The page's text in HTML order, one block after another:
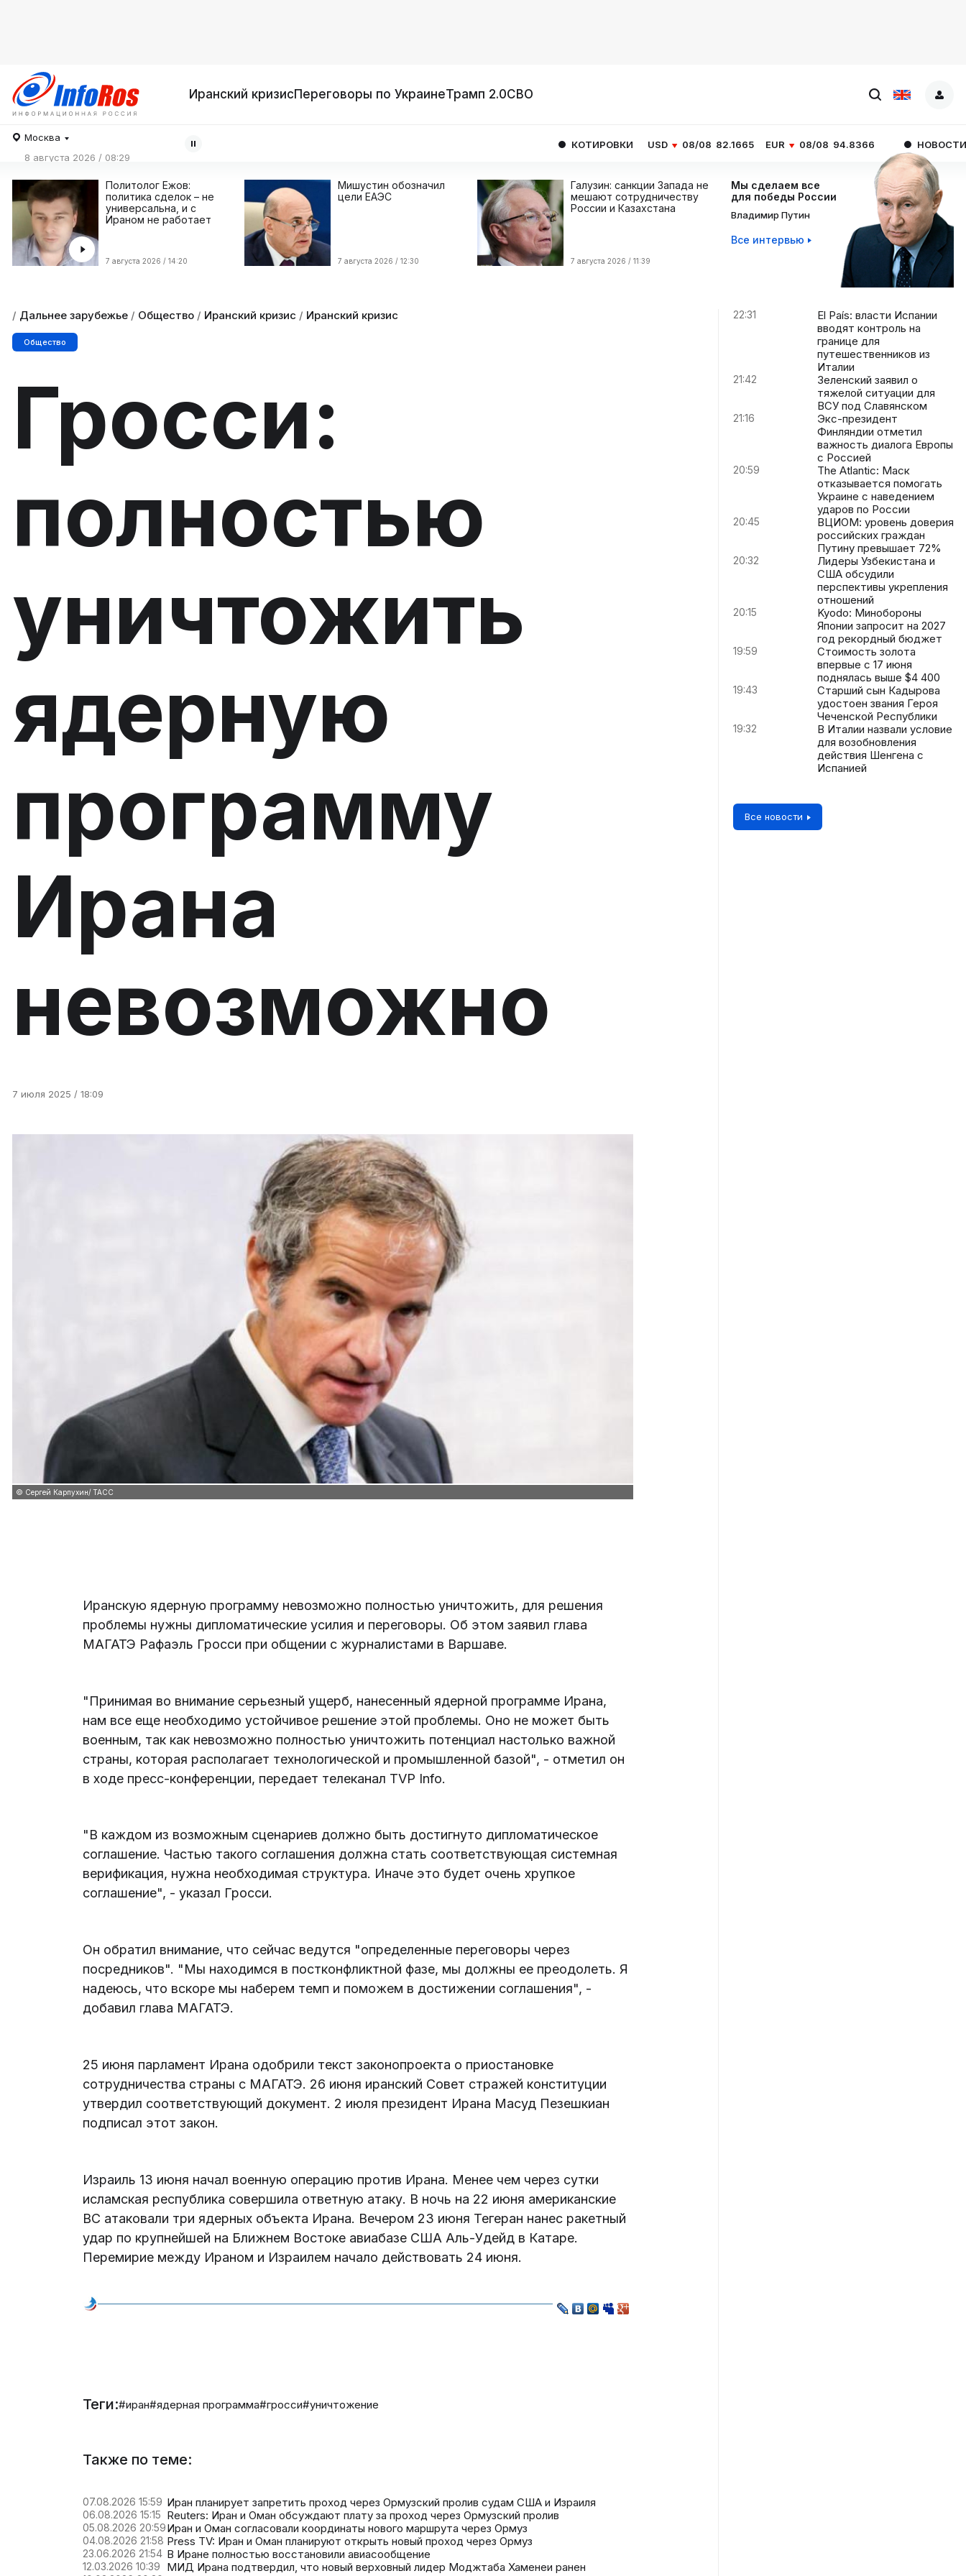
Иранский кризисПереговоры по УкраинеТрамп 2.0СВО
Москва
8 августа 2026 / 08:29
КОТИРОВКИ USD 08/08 82.1665 EUR 08/08 94.8366 НОВОСТИ ЧАСА El
Политолог Ежов:
политика сделок – не
универсальна, и с
Ираном не работает
7 августа 2026 / 14:20
Мишустин обозначил
цели ЕАЭС
7 августа 2026 / 12:30
Галузин: санкции Запада не
мешают сотрудничеству
России и Казахстана
7 августа 2026 / 11:39
Мы сделаем все
для победы России
Владимир Путин
Все интервью
/ Дальнее зарубежье / Общество / Иранский кризис / Иранский кризис
Общество
Гросси:
полностью
уничтожить
ядерную
программу
Ирана
невозможно
7 июля 2025 / 18:09
© Сергей Карпухин/ ТАСС
Иранскую ядерную программу невозможно полностью уничтожить, для решения
проблемы нужны дипломатические усилия и переговоры. Об этом заявил глава
МАГАТЭ Рафаэль Гросси при общении с журналистами в Варшаве.
"Принимая во внимание серьезный ущерб, нанесенный ядерной программе Ирана,
нам все еще необходимо устойчивое решение этой проблемы. Оно не может быть
военным, так как невозможно полностью уничтожить потенциал настолько важной
страны, которая располагает технологической и промышленной базой", - отметил он
в ходе пресс-конференции, передает телеканал TVP Info.
"В каждом из возможным сценариев должно быть достигнуто дипломатическое
соглашение. Частью такого соглашения должна стать соответствующая системная
верификация, нужна необходимая структура. Иначе это будет очень хрупкое
соглашение", - указал Гросси.
Он обратил внимание, что сейчас ведутся "определенные переговоры через
посредников". "Мы находимся в постконфликтной фазе, мы должны ее преодолеть. Я
надеюсь, что вскоре мы наберем темп и поможем в достижении соглашения", -
добавил глава МАГАТЭ.
25 июня парламент Ирана одобрили текст законопроекта о приостановке
сотрудничества страны с МАГАТЭ. 26 июня иранский Совет стражей конституции
утвердил соответствующий документ. 2 июля президент Ирана Масуд Пезешкиан
подписал этот закон.
Израиль 13 июня начал военную операцию против Ирана. Менее чем через сутки
исламская республика совершила ответную атаку. В ночь на 22 июня американские
ВС атаковали три ядерных объекта Ирана. Вечером 23 июня Тегеран нанес ракетный
удар по крупнейшей на Ближнем Востоке авиабазе США Аль-Удейд в Катаре.
Перемирие между Ираном и Израилем начало действовать 24 июня.
Теги:#иран#ядерная программа#гросси#уничтожение
Также по теме:
07.08.2026 15:59 Иран планирует запретить проход через Ормузский пролив судам США и Израиля
06.08.2026 15:15 Reuters: Иран и Оман обсуждают плату за проход через Ормузский пролив
05.08.2026 20:59Иран и Оман согласовали координаты нового маршрута через Ормуз
04.08.2026 21:58 Press TV: Иран и Оман планируют открыть новый проход через Ормуз
23.06.2026 21:54 В Иране полностью восстановили авиасообщение
12.03.2026 10:39 МИД Ирана подтвердил, что новый верховный лидер Моджтаба Хаменеи ранен
22:31
El País: власти Испании
вводят контроль на
границе для
путешественников из
Италии
21:42
Зеленский заявил о
тяжелой ситуации для
ВСУ под Славянском
21:16
Экс-президент
Финляндии отметил
важность диалога Европы
с Россией
20:59
The Atlantic: Маск
отказывается помогать
Украине с наведением
ударов по России
20:45
ВЦИОМ: уровень доверия
российских граждан
Путину превышает 72%
20:32
Лидеры Узбекистана и
США обсудили
перспективы укрепления
отношений
20:15
Kyodo: Минобороны
Японии запросит на 2027
год рекордный бюджет
19:59
Стоимость золота
впервые с 17 июня
поднялась выше $4 400
19:43
Старший сын Кадырова
удостоен звания Героя
Чеченской Республики
19:32
В Италии назвали условие
для возобновления
действия Шенгена с
Испанией
Все новости